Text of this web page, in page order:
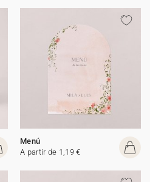
Menú
A partir de 1,19 €